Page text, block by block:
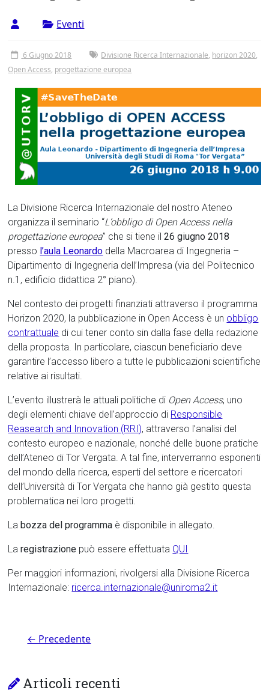
Eventi
6 Giugno 2018 Divisione Ricerca Internazionale, horizon 2020,
Open Access, progettazione europea
La Divisione Ricerca Internazionale del nostro Ateneo
organizza il seminario “L’obbligo di Open Access nella
progettazione europea” che si tiene il26 giugno 2018
presso l’aula Leonardo della Macroarea di Ingegneria –
Dipartimento di Ingegneria dell’Impresa (via del Politecnico
n.1, edificio didattica 2° piano).
Nel contesto dei progetti finanziati attraverso il programma
Horizon 2020, la pubblicazione in Open Access è un obbligo
contrattuale di cui tener conto sin dalla fase della redazione
della proposta. In particolare, ciascun beneficiario deve
garantire l’accesso libero a tutte le pubblicazioni scientifiche
relative ai risultati.
L’evento illustrerà le attuali politiche di Open Access, uno
degli elementi chiave dell’approccio di Responsible
Reasearch and Innovation (RRI), attraverso l’analisi del
contesto europeo e nazionale, nonché delle buone pratiche
dell’Ateneo di Tor Vergata. A tal fine, interverranno esponenti
del mondo della ricerca, esperti del settore e ricercatori
dell’Università di Tor Vergata che hanno già gestito questa
problematica nei loro progetti.
Labozza del programma è disponibile in allegato.
Laregistrazione può essere effettuata QUI
Per maggiori informazioni, rivolgersi alla Divisione Ricerca
Internazionale: ricerca.internazionale@uniroma2.it
← Precedente
Articoli recenti